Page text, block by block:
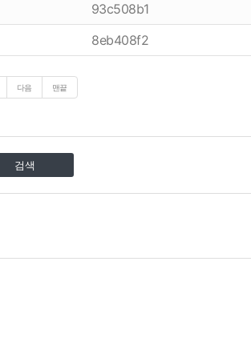
93c508b1
8eb408f2
다음 맨끝